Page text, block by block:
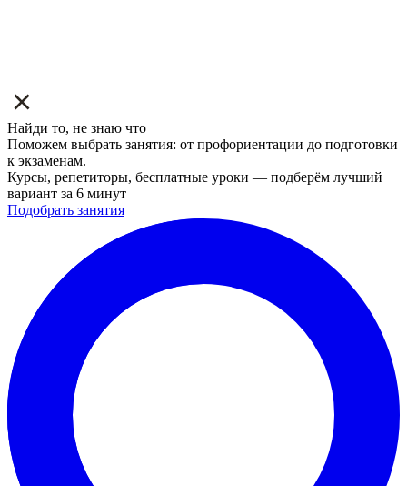
Найди то, не знаю что
Поможем выбрать занятия: от профориентации до подготовки
к экзаменам.
Курсы, репетиторы, бесплатные уроки — подберём лучший
вариант за 6 минут
Подобрать занятия